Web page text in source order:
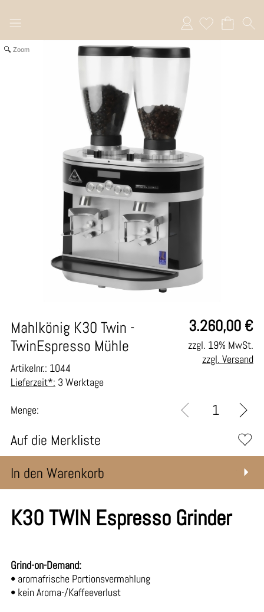
Anmelden
Zoom
3.260,00 €
Mahlkönig K30 Twin -
TwinEspresso Mühle
Artikelnr.: 1044
Lieferzeit*: 3 Werktage
zzgl. 19% MwSt.
zzgl. Versand
Menge:
Auf die Merkliste
In den Warenkorb
K30 TWIN Espresso Grinder
Grind-on-Demand:
• aromafrische Portionsvermahlung
• kein Aroma-/Kaffeeverlust